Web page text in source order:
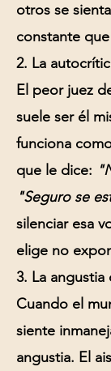
otros se
constante
2. La
El peor juez
suele ser él
funciona
que le dice:
"Seguro se
silenciar esa
elige no
3. La
Cuando el
siente
angustia. El